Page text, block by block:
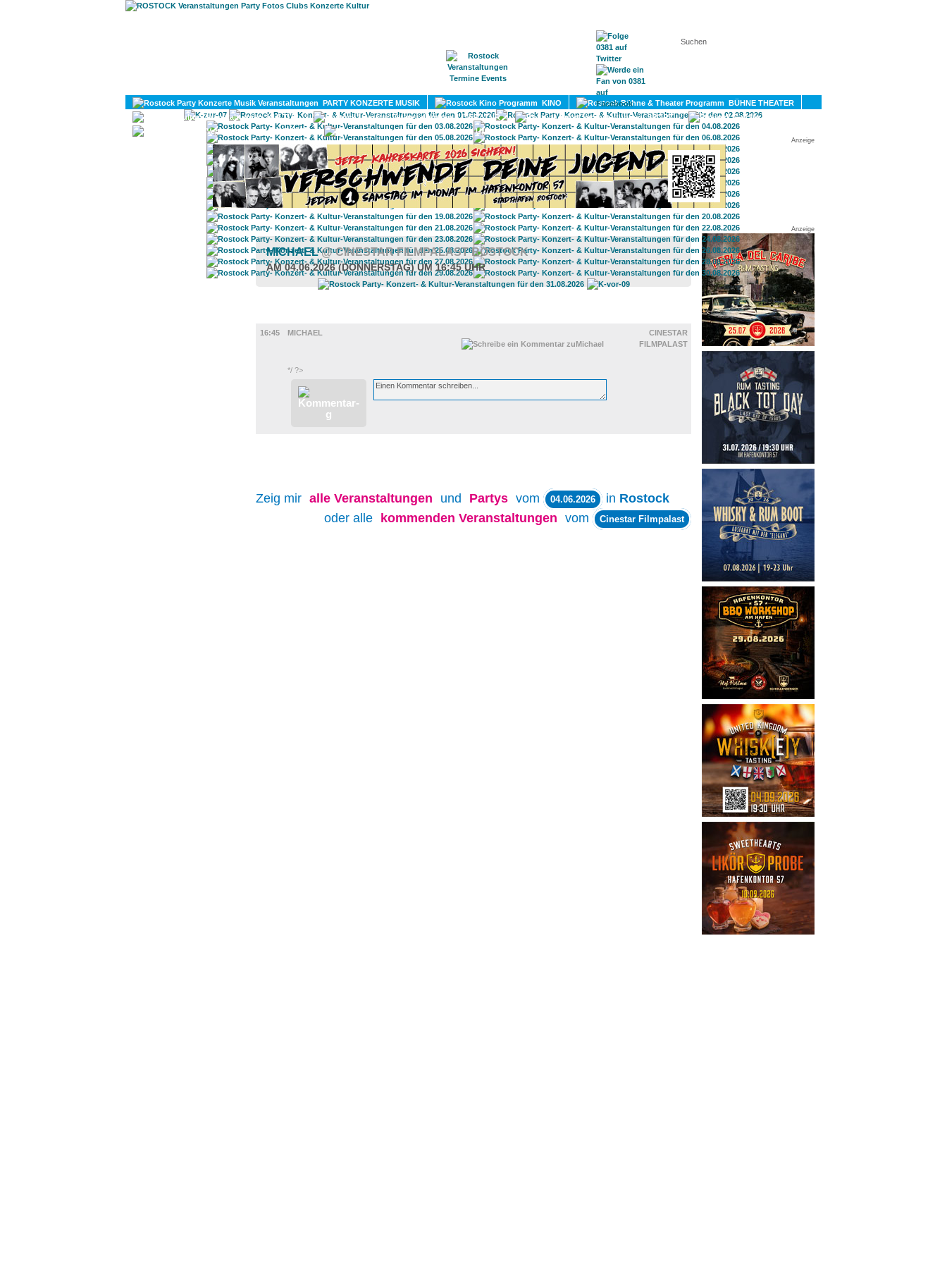
KONTAKT
PARTY KONZERTE MUSIK KINO
BÜHNE THEATER
KULTUR
LITERATUR SPORT
DIVERSES
UMLAND
Anzeige
Anzeige
MICHAEL@ CINESTAR FILMPALAST ROSTOCK
AM 04.06.2026 (DONNERSTAG) UM 16:45 UHR
16:45
MICHAEL
CINESTAR
FILMPALAST
*/ ?>
Zeig mir alle Veranstaltungen und Partys vom 04.06.2026 in Rostock
oder alle
kommenden Veranstaltungen vom Cinestar Filmpalast